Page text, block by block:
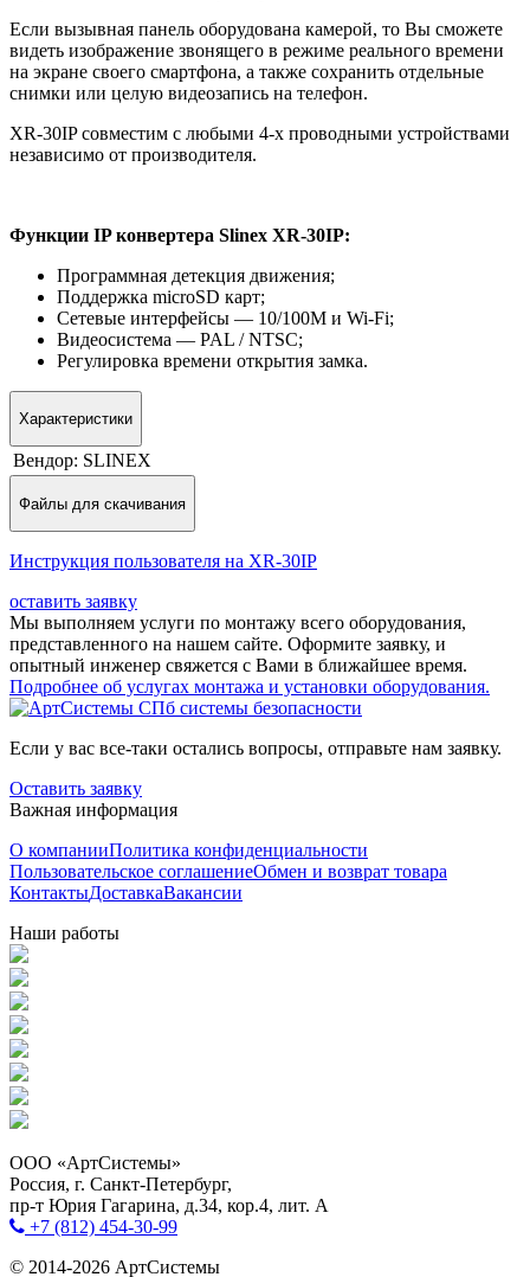
Если вызывная панель оборудована камерой, то Вы сможете
видеть изображение звонящего в режиме реального времени
на экране своего смартфона, а также сохранить отдельные
снимки или целую видеозапись на телефон.
XR-30IP совместим с любыми 4-х проводными устройствами
независимо от производителя.
Функции IP конвертера Slinex XR-30IP:
Программная детекция движения;
Поддержка microSD карт;
Сетевые интерфейсы — 10/100M и Wi-Fi;
Видеосистема — PAL / NTSC;
Регулировка времени открытия замка.
Характеристики
Вендор: SLINEX
Файлы для скачивания
Инструкция пользователя на XR-30IP
оставить заявку
Мы выполняем услуги по монтажу всего оборудования,
представленного на нашем сайте. Оформите заявку, и
опытный инженер свяжется с Вами в ближайшее время.
Подробнее об услугах монтажа и установки оборудования.
Если у вас все-таки остались вопросы, отправьте нам заявку.
Оставить заявку
Важная информация
О компанииПолитика конфиденциальности
Пользовательское соглашениеОбмен и возврат товара
КонтактыДоставкаВакансии
Наши работы
ООО «АртСистемы»
Россия, г. Санкт-Петербург,
пр-т Юрия Гагарина, д.34, кор.4, лит. А
+7 (812) 454-30-99
© 2014-2026 АртСистемы